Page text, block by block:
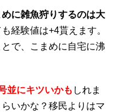
に雑魚狩りするのは大
経験値は+4貰えます。
で、こまめに自宅に沸
並にキツいかも しれま
いかな？移民よりはマ